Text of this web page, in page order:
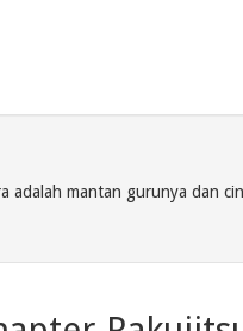
adalah mantan gurunya dan